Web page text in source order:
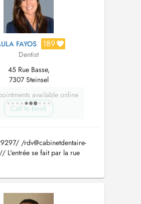
FAYOS 189
Dentist
45 Rue Basse,
7307 Steinsel
available online
Call to book
/rdv@cabinetdentaire-
L'entrée se fait par la rue
de parking réservées au
le bâtiment. Pour les urgences,
contacter le cabinet. Paula